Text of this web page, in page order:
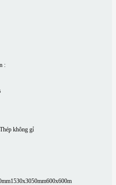
:
Thép không gỉ
1530x3050mm600x600m